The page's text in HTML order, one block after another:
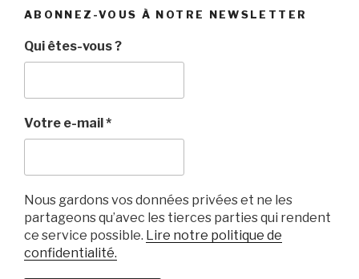
ABONNEZ-VOUS À NOTRE NEWSLETTER
Qui êtes-vous ?
Votre e-mail*
Nous gardons vos données privées et ne les
partageons qu’avec les tierces parties qui rendent
ce service possible. Lire notre politique de
confidentialité.